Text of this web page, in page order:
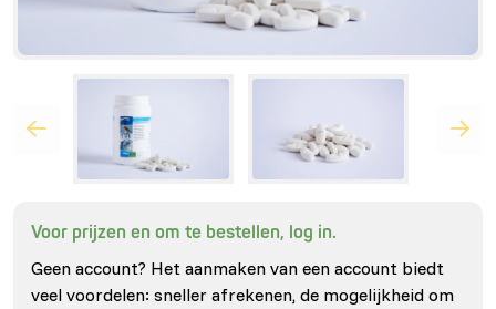
Voor prijzen en om te bestellen, log in.
Geen account? Het aanmaken van een account biedt
veel voordelen: sneller afrekenen, de mogelijkheid om